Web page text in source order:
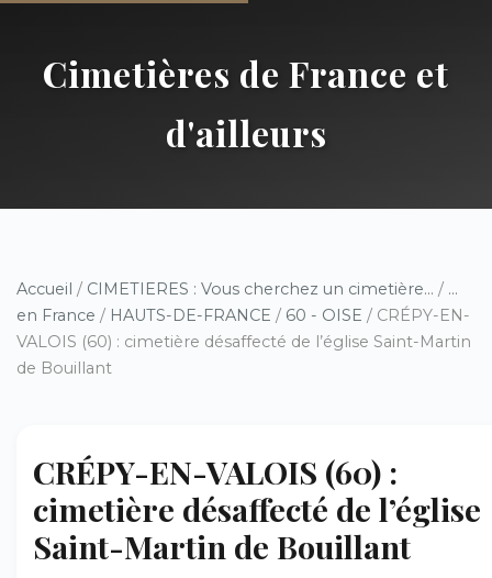
Cimetières de France et
d'ailleurs
Accueil / CIMETIERES : Vous cherchez un cimetière... / ...
en France / HAUTS-DE-FRANCE / 60 - OISE / CRÉPY-EN-
VALOIS (60) : cimetière désaffecté de l’église Saint-Martin
de Bouillant
CRÉPY-EN-VALOIS (60) :
cimetière désaffecté de l’église
Saint-Martin de Bouillant